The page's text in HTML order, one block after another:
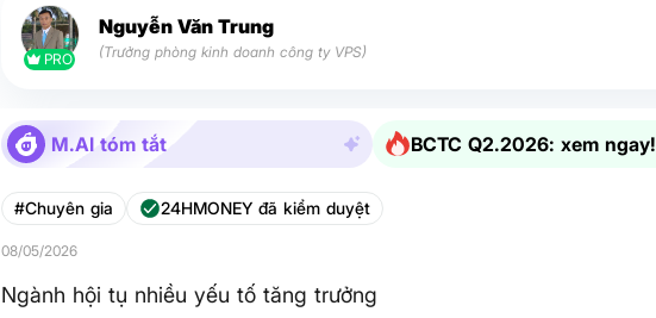
PRO
Nguyễn Văn Trung
(Trưởng phòng kinh doanh công ty VPS)
M.AI tóm tắt BCTC Q2.2026: xem ngay!
#Chuyên gia 24HMONEY đã kiểm duyệt
08/05/2026
Ngành hội tụ nhiều yếu tố tăng trưởng